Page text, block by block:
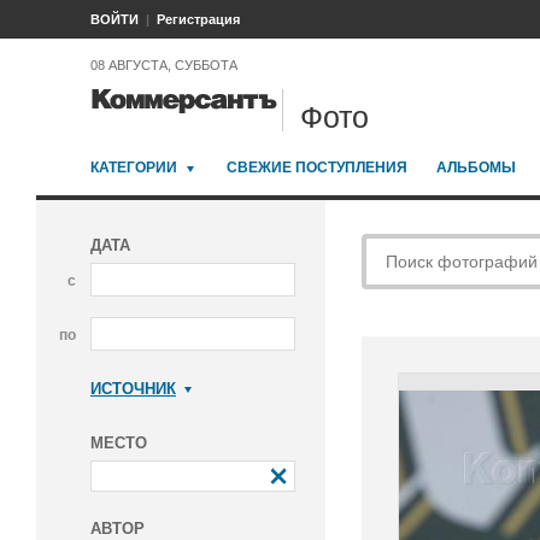
ВОЙТИ Регистрация
08 АВГУСТА, СУББОТА
Фото
КАТЕГОРИИ СВЕЖИЕ ПОСТУПЛЕНИЯ АЛЬБОМЫ
ДАТА
с
по
ИСТОЧНИК
МЕСТО
АВТОР